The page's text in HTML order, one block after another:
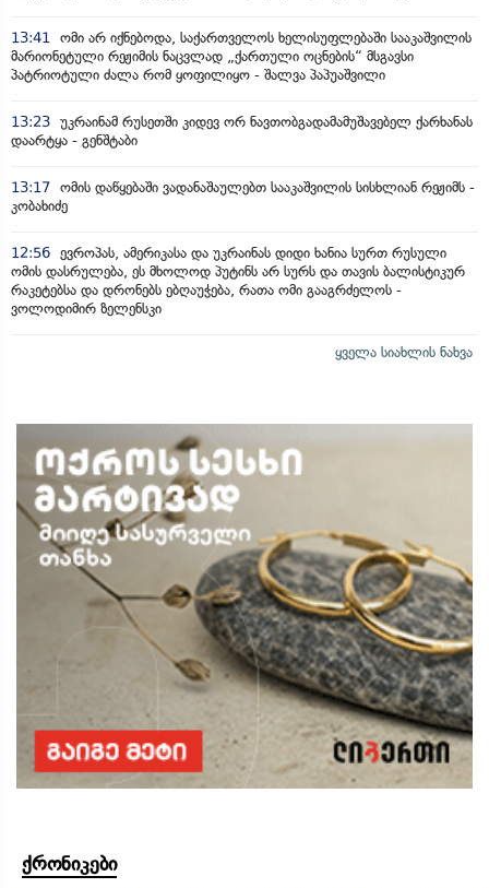
13:41
ომი არ იქნებოდა, საქართველოს ხელისუფლებაში სააკაშვილის
მარიონეტული რეჟიმის ნაცვლად „ქართული ოცნების“ მსგავსი
პატრიოტული ძალა რომ ყოფილიყო - შალვა პაპუაშვილი
13:23 უკრაინამ რუსეთში კიდევ ორ ნავთობგადამამუშავებელ ქარხანას
დაარტყა - გენშტაბი
13:17 ომის დაწყებაში ვადანაშაულებთ სააკაშვილის სისხლიან რეჟიმს -
კობახიძე
12:56 ევროპას, ამერიკასა და უკრაინას დიდი ხანია სურთ რუსული
ომის დასრულება, ეს მხოლოდ პუტინს არ სურს და თავის ბალისტიკურ
რაკეტებსა და დრონებს ებღაუჭება, რათა ომი გააგრძელოს -
ვოლოდიმირ ზელენსკი
ყველა სიახლის ნახვა
ქრონიკები